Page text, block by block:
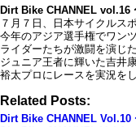
Dirt Bike CHANNEL vol.16
７月７日、日本サイクルス
今年のアジア選手権でワン
ライダーたちが激闘を演じ
ジュニア王者に輝いた吉井
裕太プロにレースを実況を
Related Posts:
Dirt Bike CHANNEL Vol.10